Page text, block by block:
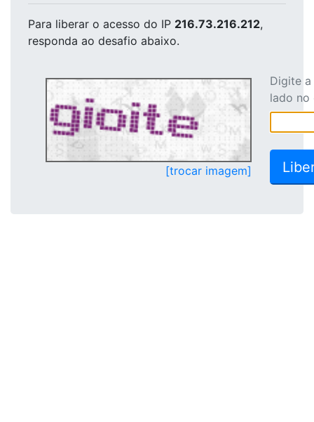
Para liberar o acesso do IP 216.73.216.212,
responda ao desafio abaixo.
[trocar imagem]
Digite
lado no